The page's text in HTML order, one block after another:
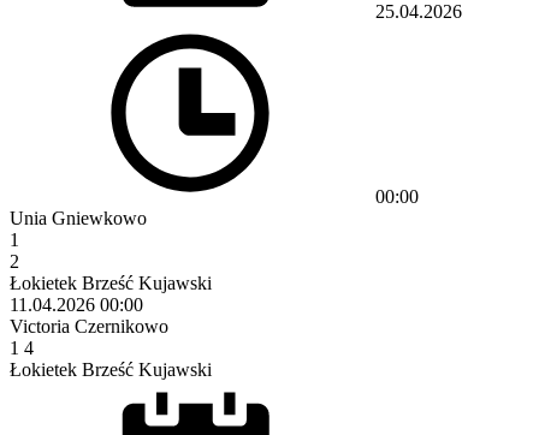
25.04.2026
00:00
Unia Gniewkowo
1
2
Łokietek Brześć Kujawski
11.04.2026 00:00
Victoria Czernikowo
1 4
Łokietek Brześć Kujawski